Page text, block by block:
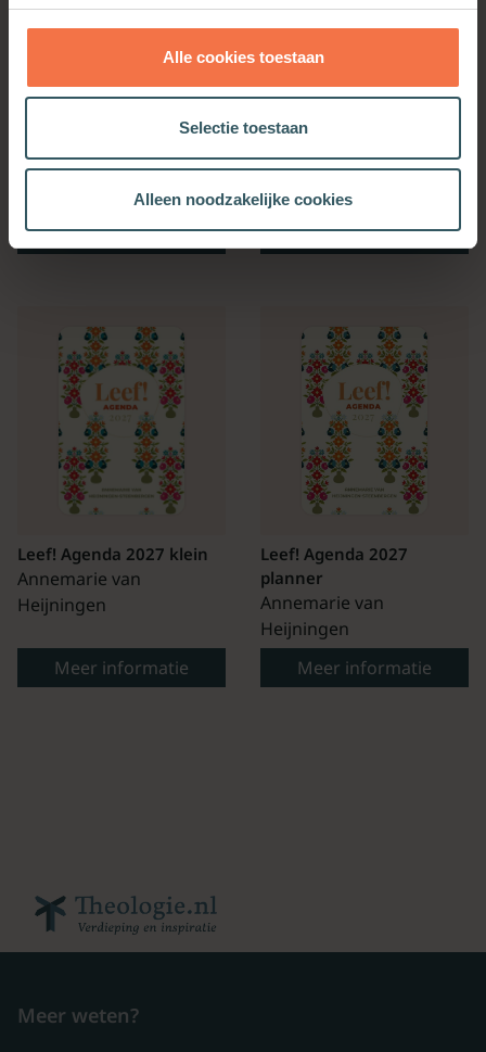
Alle cookies toestaan
Selectie toestaan
Alleen noodzakelijke cookies
Bijbelse Dagkalender
Meer informatie
Kerkenwerkagenda 2027
Meer informatie
Leef! Agenda 2027 klein
Annemarie van
Heijningen
Meer informatie
Leef! Agenda 2027
planner
Annemarie van
Heijningen
Meer informatie
Meer weten?